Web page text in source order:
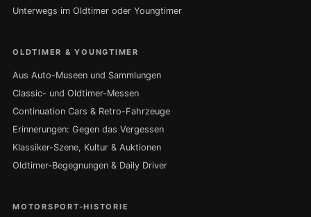
Unterwegs im Oldtimer oder Youngtimer
OLDTIMER & YOUNGTIMER
Aus Auto-Museen und Sammlungen
Classic- und Oldtimer-Messen
Continuation Cars & Retro-Fahrzeuge
Erinnerungen: Gegen das Vergessen
Klassiker-Szene, Kultur & Auktionen
Oldtimer-Begegnungen & Daily Driver
MOTORSPORT-HISTORIE